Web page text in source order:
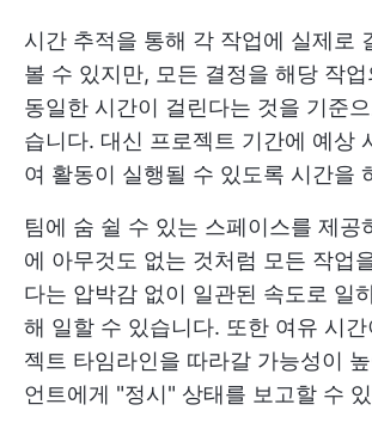
시간 추적을 통해 각 작업에 실제로
볼 수 있지만, 모든 결정을 해당 작
동일한 시간이 걸린다는 것을 기준
습니다. 대신 프로젝트 기간에 예상
여 활동이 실행될 수 있도록 시간을
팀에 숨 쉴 수 있는 스페이스를 제공
에 아무것도 없는 것처럼 모든 작업
다는 압박감 없이 일관된 속도로 일
해 일할 수 있습니다. 또한 여유 시
젝트 타임라인을 따라갈 가능성이
언트에게 "정시" 상태를 보고할 수